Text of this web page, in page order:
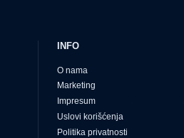
INFO
O nama
Marketing
Impresum
Uslovi korišćenja
Politika privatnosti